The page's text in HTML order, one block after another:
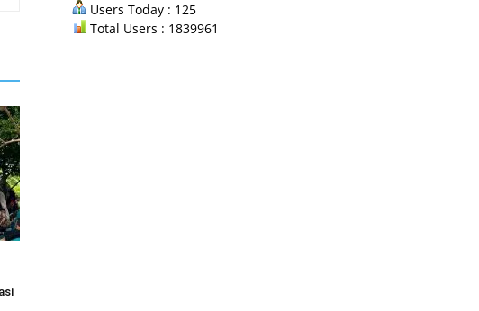
Users Today : 125
Total Users : 1839961